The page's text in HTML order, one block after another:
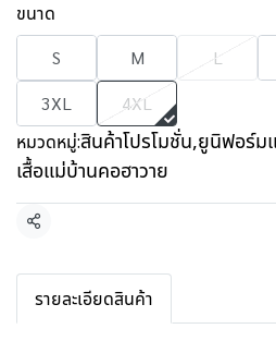
ขนาด
S M L
3XL
4XL
หมวดหมู่:สินค้าโปรโมชั่น,ยูนิฟอร์ม
เสื้อแม่บ้านคอฮาวาย
แชร์
รายละเอียดสินค้า